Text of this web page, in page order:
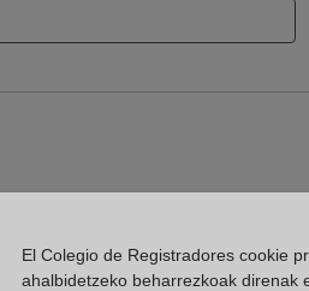
un Registro de la
El Colegio de Registradores cookie
ahalbidetzeko beharrezkoak direnak